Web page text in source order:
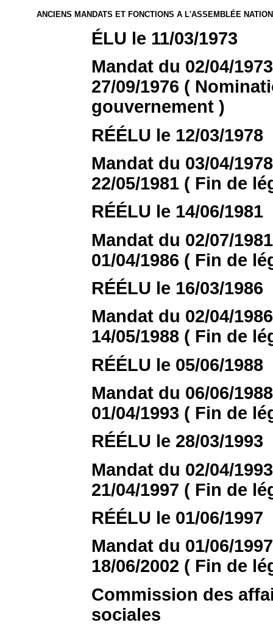
ANCIENS MANDATS ET FONCTIONS A L'ASSEMBLÉE
ÉLU le 11/03/1973
Mandat du 02/04/
27/09/1976 (
gouvernement )
RÉÉLU le 12/03/1978
Mandat du 03/04/
22/05/1981 ( Fin de
RÉÉLU le 14/06/1981
Mandat du 02/07/
01/04/1986 ( Fin de
RÉÉLU le 16/03/1986
Mandat du 02/04/
14/05/1988 ( Fin de
RÉÉLU le 05/06/1988
Mandat du 06/06/
01/04/1993 ( Fin de
RÉÉLU le 28/03/1993
Mandat du 02/04/
21/04/1997 ( Fin de
RÉÉLU le 01/06/1997
Mandat du 01/06/
18/06/2002 ( Fin de
Commission des
sociales